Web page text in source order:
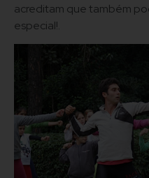
acreditam que também
especial!.